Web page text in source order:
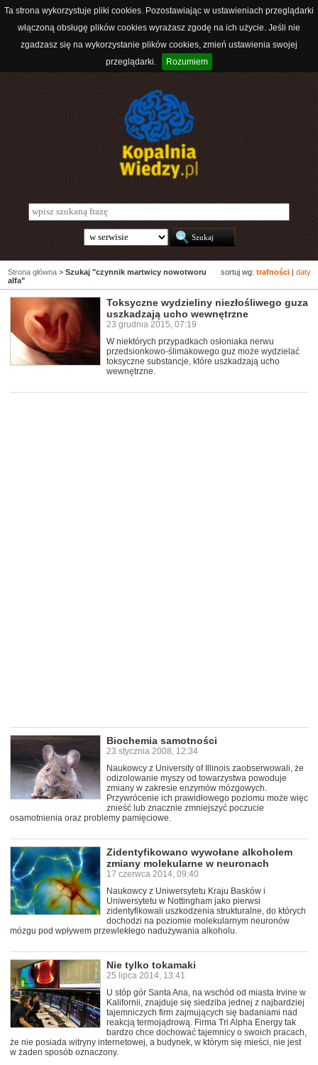
Ta strona wykorzystuje pliki cookies. Pozostawiając w ustawieniach przeglądarki
włączoną obsługę plików cookies wyrażasz zgodę na ich użycie. Jeśli nie
zgadzasz się na wykorzystanie plików cookies, zmień ustawienia swojej
przeglądarki.
Rozumiem
sortuj wg: trafności daty
Strona główna > Szukaj "czynnik martwicy nowotworu
alfa"
Toksyczne wydzieliny niezłośliwego guza
uszkadzają ucho wewnętrzne
23 grudnia 2015, 07:19
W niektórych przypadkach osłoniaka nerwu
przedsionkowo-ślimakowego guz może wydzielać
toksyczne substancje, które uszkadzają ucho
wewnętrzne.
Biochemia samotności
23 stycznia 2008, 12:34
Naukowcy z University of Illinois zaobserwowali, że
odizolowanie myszy od towarzystwa powoduje
zmiany w zakresie enzymów mózgowych.
Przywrócenie ich prawidłowego poziomu może więc
znieść lub znacznie zmniejszyć poczucie
osamotnienia oraz problemy pamięciowe.
Zidentyfikowano wywołane alkoholem
zmiany molekularne w neuronach
17 czerwca 2014, 09:40
Naukowcy z Uniwersytetu Kraju Basków i
Uniwersytetu w Nottingham jako pierwsi
zidentyfikowali uszkodzenia strukturalne, do których
dochodzi na poziomie molekularnym neuronów
mózgu pod wpływem przewlekłego nadużywania alkoholu.
Nie tylko tokamaki
25 lipca 2014, 13:41
U stóp gór Santa Ana, na wschód od miasta Irvine w
Kalifornii, znajduje się siedziba jednej z najbardziej
tajemniczych firm zajmujących się badaniami nad
reakcją termojądrową. Firma Tri Alpha Energy tak
bardzo chce dochować tajemnicy o swoich pracach,
że nie posiada witryny internetowej, a budynek, w którym się mieści, nie jest
w żaden sposób oznaczony.